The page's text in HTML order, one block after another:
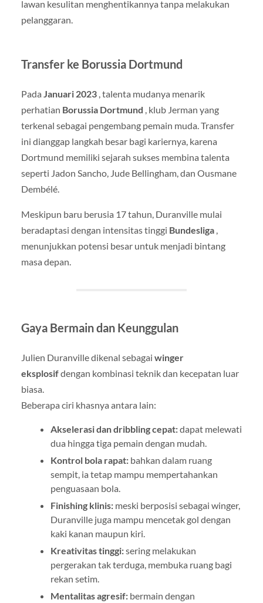
lawan kesulitan menghentikannya tanpa melakukan
pelanggaran.
Transfer ke Borussia Dortmund
Pada Januari 2023 , talenta mudanya menarik
perhatian Borussia Dortmund , klub Jerman yang
terkenal sebagai pengembang pemain muda. Transfer
ini dianggap langkah besar bagi kariernya, karena
Dortmund memiliki sejarah sukses membina talenta
seperti Jadon Sancho, Jude Bellingham, dan Ousmane
Dembélé.
Meskipun baru berusia 17 tahun, Duranville mulai
beradaptasi dengan intensitas tinggi Bundesliga ,
menunjukkan potensi besar untuk menjadi bintang
masa depan.
Gaya Bermain dan Keunggulan
Julien Duranville dikenal sebagai winger
eksplosifdengan kombinasi teknik dan kecepatan luar
biasa.
Beberapa ciri khasnya antara lain:
Akselerasi dan dribbling cepat:dapat melewati
dua hingga tiga pemain dengan mudah.
Kontrol bola rapat: bahkan dalam ruang
sempit, ia tetap mampu mempertahankan
penguasaan bola.
Finishing klinis: meski berposisi sebagai winger,
Duranville juga mampu mencetak gol dengan
kaki kanan maupun kiri.
Kreativitas tinggi:sering melakukan
pergerakan tak terduga, membuka ruang bagi
rekan setim.
Mentalitas agresif: bermain dengan